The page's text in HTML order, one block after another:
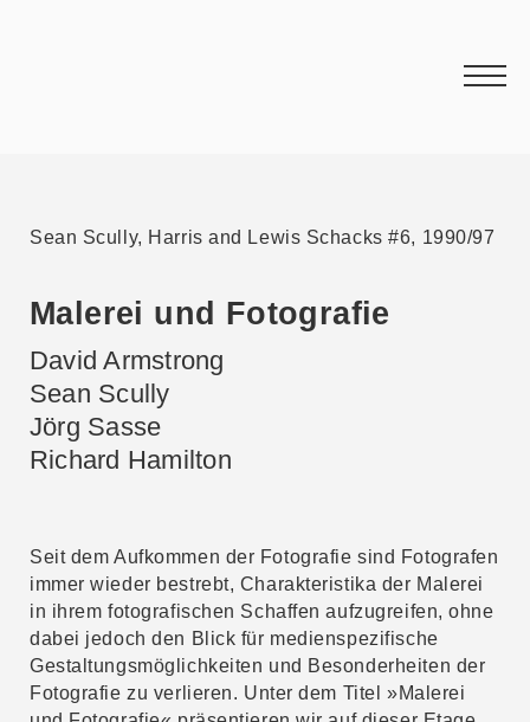
Sean Scully, Harris and Lewis Schacks #6, 1990/97
Malerei und Fotografie
David Armstrong
Sean Scully
Jörg Sasse
Richard Hamilton
Seit dem Aufkommen der Fotografie sind Fotografen
immer wieder bestrebt, Charakteristika der Malerei
in ihrem fotografischen Schaffen aufzugreifen, ohne
dabei jedoch den Blick für medienspezifische
Gestaltungsmöglichkeiten und Besonderheiten der
Fotografie zu verlieren. Unter dem Titel »Malerei